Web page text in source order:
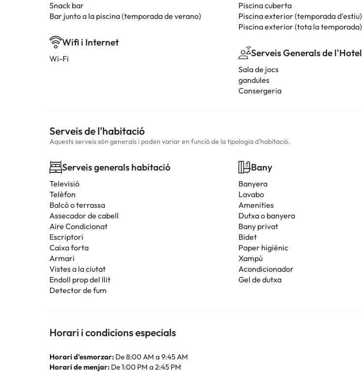
Snack bar
Bar junto a la piscina (temporada de verano)
Wifi i Internet
Wi-Fi
Piscina cuberta
Piscina exterior (temporada d'estiu)
Piscina exterior (tota la temporada)
Serveis Generals de l'Hotel
Sala de jocs
gandules
Consergeria
Serveis de l'habitació
Aquests serveis són generals i poden variar en funció de la tipologia d'habitació.
Serveis generals habitació
Televisió
Telèfon
Balcó o terrassa
Assecador de cabell
Aire Condicionat
Escriptori
Caixa forta
Armari
Vistes a la ciutat
Endoll prop del llit
Detector de fum
Bany
Banyera
Lavabo
Amenities
Dutxa o banyera
Bany privat
Bidet
Paper higiènic
Xampú
Acondicionador
Gel de dutxa
Horari i condicions especials
Horari d'esmorzar: De 8:00 AM a 9:45 AM
Horari de menjar: De 1:00 PM a 2:45 PM